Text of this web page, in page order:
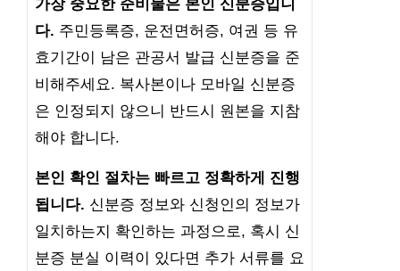
가장 중요한 준비물은 본인 신분증입니
다. 주민등록증, 운전면허증, 여권 등 유
효기간이 남은 관공서 발급 신분증을 준
비해주세요. 복사본이나 모바일 신분증
은 인정되지 않으니 반드시 원본을 지참
해야 합니다.
본인 확인 절차는 빠르고 정확하게 진행
됩니다. 신분증 정보와 신청인의 정보가
일치하는지 확인하는 과정으로, 혹시 신
분증 분실 이력이 있다면 추가 서류를 요